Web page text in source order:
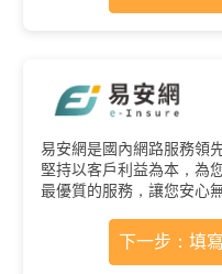
易安網是國內網路服務領
堅持以客戶利益為本，為
最優質的服務，讓您安心
下一步：填